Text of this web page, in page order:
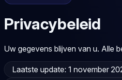
Privacybeleid
Uw gegevens blijven van u. Alle
Laatste update: 1 november